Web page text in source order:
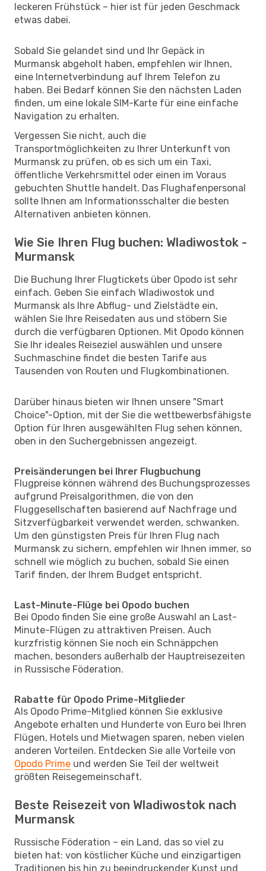
leckeren Frühstück – hier ist für jeden Geschmack
etwas dabei.
Sobald Sie gelandet sind und Ihr Gepäck in
Murmansk abgeholt haben, empfehlen wir Ihnen,
eine Internetverbindung auf Ihrem Telefon zu
haben. Bei Bedarf können Sie den nächsten Laden
finden, um eine lokale SIM-Karte für eine einfache
Navigation zu erhalten.
Vergessen Sie nicht, auch die
Transportmöglichkeiten zu Ihrer Unterkunft von
Murmansk zu prüfen, ob es sich um ein Taxi,
öffentliche Verkehrsmittel oder einen im Voraus
gebuchten Shuttle handelt. Das Flughafenpersonal
sollte Ihnen am Informationsschalter die besten
Alternativen anbieten können.
Wie Sie Ihren Flug buchen: Wladiwostok -
Murmansk
Die Buchung Ihrer Flugtickets über Opodo ist sehr
einfach. Geben Sie einfach Wladiwostok und
Murmansk als Ihre Abflug- und Zielstädte ein,
wählen Sie Ihre Reisedaten aus und stöbern Sie
durch die verfügbaren Optionen. Mit Opodo können
Sie Ihr ideales Reiseziel auswählen und unsere
Suchmaschine findet die besten Tarife aus
Tausenden von Routen und Flugkombinationen.
Darüber hinaus bieten wir Ihnen unsere "Smart
Choice"-Option, mit der Sie die wettbewerbsfähigste
Option für Ihren ausgewählten Flug sehen können,
oben in den Suchergebnissen angezeigt.
Preisänderungen bei Ihrer Flugbuchung
Flugpreise können während des Buchungsprozesses
aufgrund Preisalgorithmen, die von den
Fluggesellschaften basierend auf Nachfrage und
Sitzverfügbarkeit verwendet werden, schwanken.
Um den günstigsten Preis für Ihren Flug nach
Murmansk zu sichern, empfehlen wir Ihnen immer, so
schnell wie möglich zu buchen, sobald Sie einen
Tarif finden, der Ihrem Budget entspricht.
Last-Minute-Flüge bei Opodo buchen
Bei Opodo finden Sie eine große Auswahl an Last-
Minute-Flügen zu attraktiven Preisen. Auch
kurzfristig können Sie noch ein Schnäppchen
machen, besonders außerhalb der Hauptreisezeiten
in Russische Föderation.
Rabatte für Opodo Prime-Mitglieder
Als Opodo Prime-Mitglied können Sie exklusive
Angebote erhalten und Hunderte von Euro bei Ihren
Flügen, Hotels und Mietwagen sparen, neben vielen
anderen Vorteilen. Entdecken Sie alle Vorteile von
Opodo Prime und werden Sie Teil der weltweit
größten Reisegemeinschaft.
Beste Reisezeit von Wladiwostok nach
Murmansk
Russische Föderation – ein Land, das so viel zu
bieten hat: von köstlicher Küche und einzigartigen
Traditionen bis hin zu beeindruckender Kunst und